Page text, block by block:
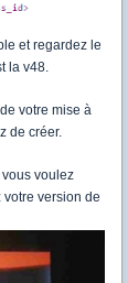
et regardez le
la v48.
votre mise à
de créer.
voulez
version de